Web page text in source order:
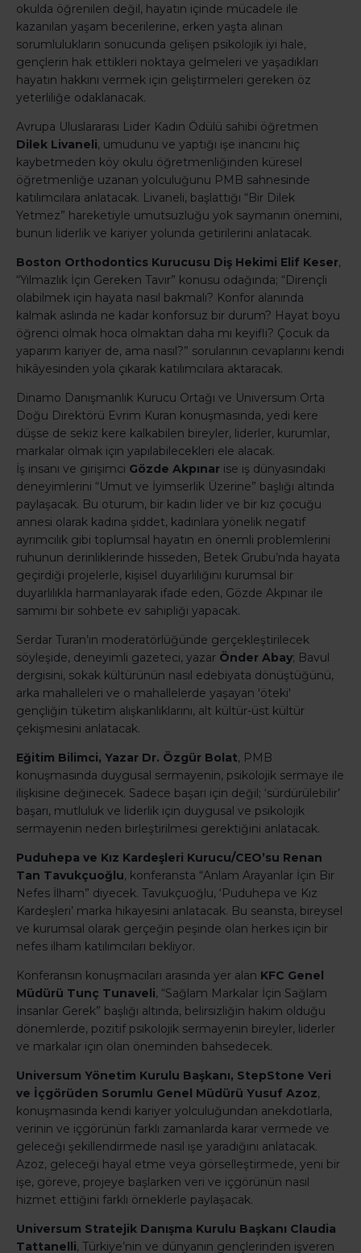
okulda öğrenilen değil, hayatın içinde mücadele ile
kazanılan yaşam becerilerine, erken yaşta alınan
sorumlulukların sonucunda gelişen psikolojik iyi hale,
gençlerin hak ettikleri noktaya gelmeleri ve yaşadıkları
hayatın hakkını vermek için geliştirmeleri gereken öz
yeterliliğe odaklanacak.
Avrupa Uluslararası Lider Kadın Ödülü sahibi öğretmen
Dilek Livaneli, umudunu ve yaptığı işe inancını hiç
kaybetmeden köy okulu öğretmenliğinden küresel
öğretmenliğe uzanan yolculuğunu PMB sahnesinde
katılımcılara anlatacak. Livaneli, başlattığı “Bir Dilek
Yetmez” hareketiyle umutsuzluğu yok saymanın önemini,
bunun liderlik ve kariyer yolunda getirilerini anlatacak.
Boston Orthodontics Kurucusu Diş Hekimi Elif Keser,
“Yılmazlık İçin Gereken Tavır” konusu odağında; “Dirençli
olabilmek için hayata nasıl bakmalı? Konfor alanında
kalmak aslında ne kadar konforsuz bir durum? Hayat boyu
öğrenci olmak hoca olmaktan daha mı keyifli? Çocuk da
yaparım kariyer de, ama nasıl?” sorularının cevaplarını kendi
hikâyesinden yola çıkarak katılımcılara aktaracak.
Dinamo Danışmanlık Kurucu Ortağı ve Universum Orta
Doğu Direktörü Evrim Kuran konuşmasında, yedi kere
düşse de sekiz kere kalkabilen bireyler, liderler, kurumlar,
markalar olmak için yapılabilecekleri ele alacak.
İş insanı ve girişimci Gözde Akpınar ise iş dünyasındaki
deneyimlerini “Umut ve İyimserlik Üzerine” başlığı altında
paylaşacak. Bu oturum, bir kadın lider ve bir kız çocuğu
annesi olarak kadına şiddet, kadınlara yönelik negatif
ayrımcılık gibi toplumsal hayatın en önemli problemlerini
ruhunun derinliklerinde hisseden, Betek Grubu’nda hayata
geçirdiği projelerle, kişisel duyarlılığını kurumsal bir
duyarlılıkla harmanlayarak ifade eden, Gözde Akpınar ile
samimi bir sohbete ev sahipliği yapacak.
Serdar Turan’ın moderatörlüğünde gerçekleştirilecek
söyleşide, deneyimli gazeteci, yazar Önder Abay; Bavul
dergisini, sokak kültürünün nasıl edebiyata dönüştüğünü,
arka mahalleleri ve o mahallelerde yaşayan 'öteki'
gençliğin tüketim alışkanlıklarını, alt kültür-üst kültür
çekişmesini anlatacak.
Eğitim Bilimci, Yazar Dr. Özgür Bolat, PMB
konuşmasında duygusal sermayenin, psikolojik sermaye ile
ilişkisine değinecek. Sadece başarı için değil; ‘sürdürülebilir’
başarı, mutluluk ve liderlik için duygusal ve psikolojik
sermayenin neden birleştirilmesi gerektiğini anlatacak.
Puduhepa ve Kız Kardeşleri Kurucu/CEO’su Renan
Tan Tavukçuoğlu, konferansta “Anlam Arayanlar İçin Bir
Nefes İlham” diyecek. Tavukçuoğlu, ‘Puduhepa ve Kız
Kardeşleri’ marka hikayesini anlatacak. Bu seansta, bireysel
ve kurumsal olarak gerçeğin peşinde olan herkes için bir
nefes ilham katılımcıları bekliyor.
Konferansın konuşmacıları arasında yer alan KFC Genel
Müdürü Tunç Tunaveli, “Sağlam Markalar İçin Sağlam
İnsanlar Gerek” başlığı altında, belirsizliğin hakim olduğu
dönemlerde, pozitif psikolojik sermayenin bireyler, liderler
ve markalar için olan öneminden bahsedecek.
Universum Yönetim Kurulu Başkanı, StepStone Veri
ve İçgörüden Sorumlu Genel Müdürü Yusuf Azoz,
konuşmasında kendi kariyer yolculuğundan anekdotlarla,
verinin ve içgörünün farklı zamanlarda karar vermede ve
geleceği şekillendirmede nasıl işe yaradığını anlatacak.
Azoz, geleceği hayal etme veya görselleştirmede, yeni bir
işe, göreve, projeye başlarken veri ve içgörünün nasıl
hizmet ettiğini farklı örneklerle paylaşacak.
Universum Stratejik Danışma Kurulu Başkanı Claudia
Tattanelli, Türkiye’nin ve dünyanın gençlerinden işveren